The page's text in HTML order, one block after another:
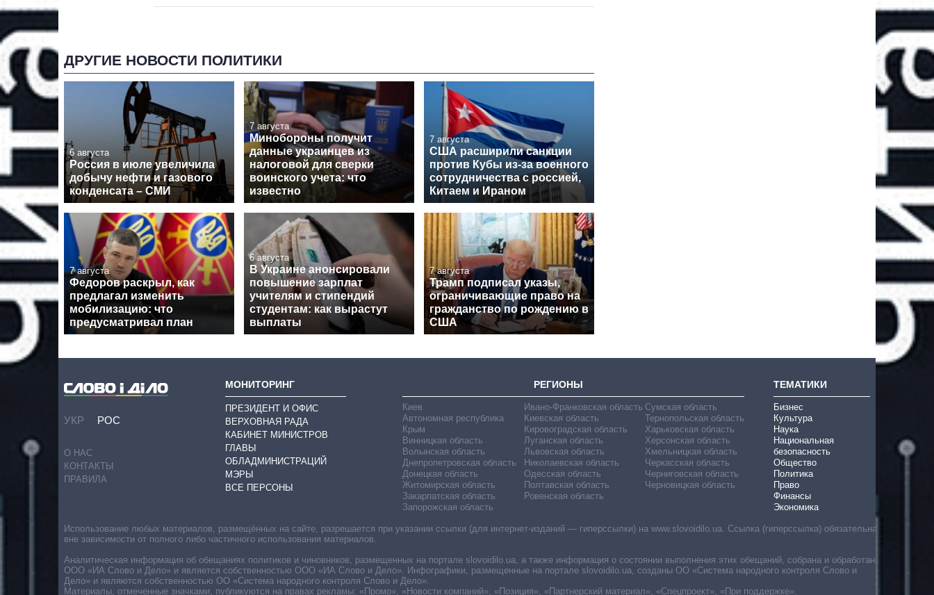
ДРУГИЕ НОВОСТИ ПОЛИТИКИ
6 августа
Россия в июле увеличила
добычу нефти и газового
конденсата – СМИ
7 августа
Минобороны получит
данные украинцев из
налоговой для сверки
воинского учета: что
известно
7 августа
США расширили санкции
против Кубы из-за военного
сотрудничества с россией,
Китаем и Ираном
7 августа
Федоров раскрыл, как
предлагал изменить
мобилизацию: что
предусматривал план
6 августа
В Украине анонсировали
повышение зарплат
учителям и стипендий
студентам: как вырастут
выплаты
7 августа
Трамп подписал указы,
ограничивающие право на
гражданство по рождению в
США
УКР РОС
О НАС
КОНТАКТЫ
ПРАВИЛА
МОНИТОРИНГ
ПРЕЗИДЕНТ И ОФИС
ВЕРХОВНАЯ РАДА
КАБИНЕТ МИНИСТРОВ
ГЛАВЫ
ОБЛАДМИНИСТРАЦИЙ
МЭРЫ
ВСЕ ПЕРСОНЫ
РЕГИОНЫ
Киев
Автономная республика
Крым
Винницкая область
Волынская область
Днепропетровская область
Донецкая область
Житомирская область
Закарпатская область
Запорожская область
Ивано-Франковская область
Киевская область
Кировоградская область
Луганская область
Львовская область
Николаевская область
Одесская область
Полтавская область
Ровенская область
Сумская область
Тернопольская область
Харьковская область
Херсонская область
Хмельницкая область
Черкасская область
Черниговская область
Черновицкая область
ТЕМАТИКИ
Бизнес
Культура
Наука
Национальная
безопасность
Общество
Политика
Право
Финансы
Экономика
Использование любых материалов, размещённых на сайте, разрешается при указании ссылки (для интернет-изданий — гиперссылки) на www.slovoidilo.ua. Ссылка (гиперссылка) обязательна
вне зависимости от полного либо частичного использования материалов.
Аналитическая информация об обещаниях политиков и чиновников, размещенных на портале slovoidilo.ua, а также информация о состоянии выполнения этих обещаний, собрана и обработана
ООО «ИА Слово и Дело» и является собственностью ООО «ИА Слово и Дело». Инфографики, размещенные на портале slovoidilo.ua, созданы ОО «Система народного контроля Слово и
Дело» и являются собственностью ОО «Система народного контроля Слово и Дело».
Материалы, отмеченные значками, публикуются на правах рекламы: «Промо», «Новости компаний», «Позиция», «Партнерский материал», «Спецпроект», «При поддержке».